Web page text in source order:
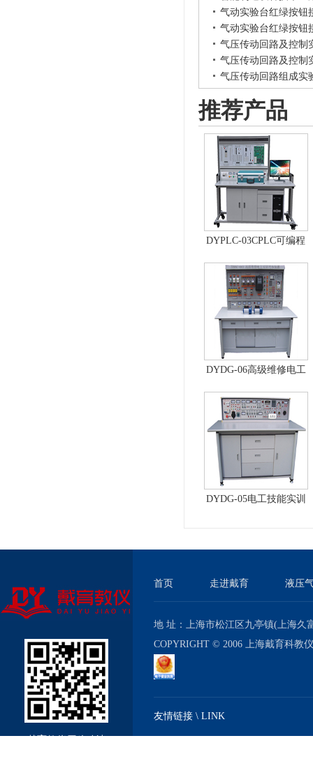
气动实验台红绿按钮
气动实验台红绿按钮
气压传动回路及控制
气压传动回路及控制
气压传动回路组成实
推荐产品
DYPLC-03CPLC可编程
统、自动控制原理综合
实验台
DYDG-06高级维修电工
型）
DYDG-05电工技能实训
首页 走进戴育 液压
地 址：上海市松江区九亭镇(上海
COPYRIGHT © 2006 上海戴育科
友情链接 \ LINK